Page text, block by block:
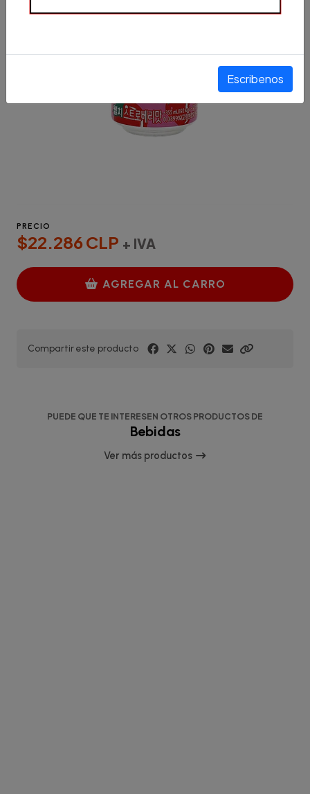
PRECIO
$22.286 CLP + IVA
AGREGAR AL CARRO
Compartir este producto
PUEDE QUE TE INTERESEN OTROS PRODUCTOS DE
Bebidas
Ver más productos
Escribenos